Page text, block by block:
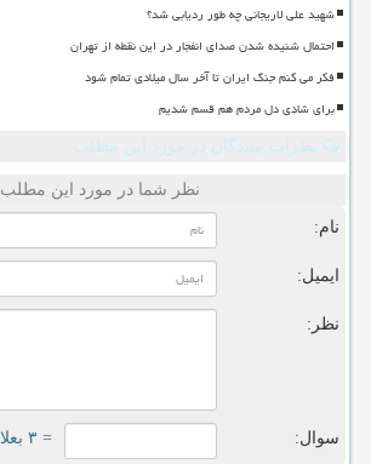
شهید علی لاریجانی چه طور ردیابی شد؟
احتمال شنیده شدن صدای انفجار در این نقطه از تهران
فکر می کنم جنگ ایران تا آخر سال میلادی تمام شود
برای شادی دل مردم هم قسم شدیم
نظرات بینندگان در مورد این مطلب
نظر شما در مورد این مطلب
نام:
ایمیل:
نظر:
سوال: = ۳ بعلاوه ۲